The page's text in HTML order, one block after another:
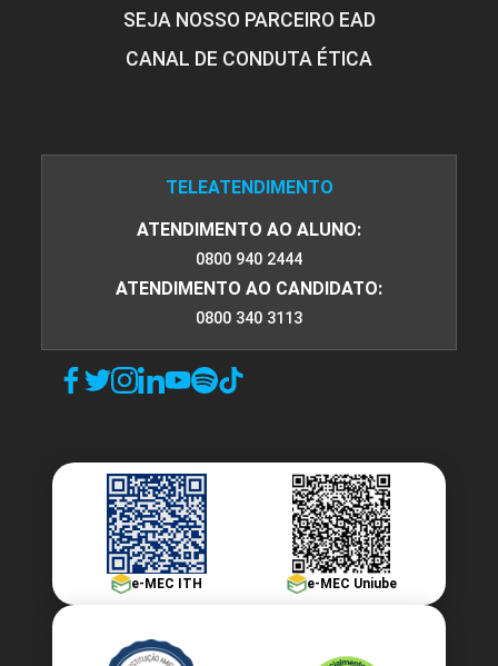
SEJA NOSSO PARCEIRO EAD
CANAL DE CONDUTA ÉTICA
TELEATENDIMENTO
ATENDIMENTO AO ALUNO:
0800 940 2444
ATENDIMENTO AO CANDIDATO:
0800 340 3113
e-MEC ITH e-MEC Uniube